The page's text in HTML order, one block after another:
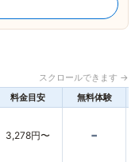
スクロールできます →
料金目安 無料体験
3,278円〜 -